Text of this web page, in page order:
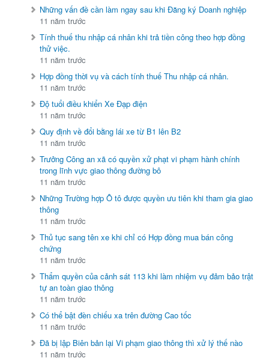
Những vấn đề cần làm ngay sau khi Đăng ký Doanh nghiệp
11 năm trước
Tính thuế thu nhập cá nhân khi trả tiền công theo hợp đồng
thử việc.
11 năm trước
Hợp đồng thời vụ và cách tính thuế Thu nhập cá nhân.
11 năm trước
Độ tuổi điều khiển Xe Đạp điện
11 năm trước
Quy định về đổi bằng lái xe từ B1 lên B2
11 năm trước
Trưởng Công an xã có quyền xử phạt vi phạm hành chính
trong lĩnh vực giao thông đường bô
11 năm trước
Những Trường hợp Ô tô được quyền ưu tiên khi tham gia giao
thông
11 năm trước
Thủ tục sang tên xe khi chỉ có Hợp đồng mua bán công
chứng
11 năm trước
Thẩm quyền của cảnh sát 113 khi làm nhiệm vụ đảm bảo trật
tự an toàn giao thông
11 năm trước
Có thể bật đèn chiếu xa trên đường Cao tốc
11 năm trước
Đã bị lập Biên bản lại Vi phạm giao thông thì xử lý thế nào
11 năm trước